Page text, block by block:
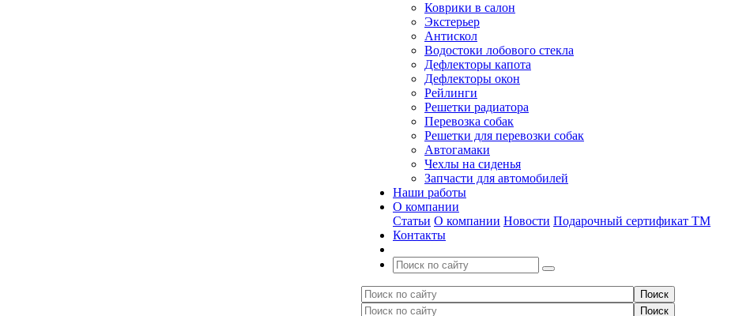
Коврики в салон
Экстерьер
Антискол
Водостоки лобового стекла
Дефлекторы капота
Дефлекторы окон
Рейлинги
Решетки радиатора
Перевозка собак
Решетки для перевозки собак
Автогамаки
Чехлы на сиденья
Запчасти для автомобилей
Наши работы
О компании
Статьи О компании Новости Подарочный сертификат ТМ
Контакты